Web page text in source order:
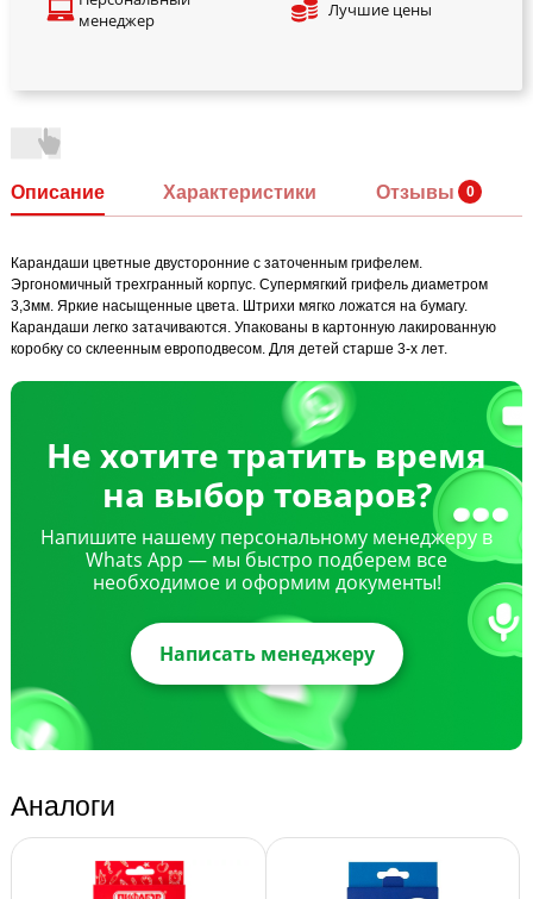
менеджер
Лучшие цены
Описание Характеристики Отзывы
Карандаши цветные двусторонние с заточенным грифелем.
Эргономичный трехгранный корпус. Супермягкий грифель диаметром
3,3мм. Яркие насыщенные цвета. Штрихи мягко ложатся на бумагу.
Карандаши легко затачиваются. Упакованы в картонную лакированную
коробку со склеенным европодвесом. Для детей старше 3-х лет.
Не хотите тратить время
на выбор товаров?
Напишите нашему персональному менеджеру в
Whats App — мы быстро подберем все
необходимое и оформим документы!
Написать менеджеру
Аналоги